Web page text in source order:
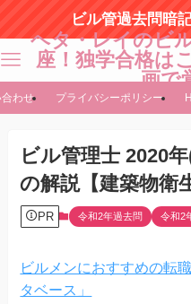
ビル管過去問暗
ヘタ・レイのビ
座！独学合格は
画で
わせ プライバシーポリシー
ビル管理士 2020
の解説【建築物衛
PR 令和2年過去問 令和2
ビルメンにおすすめの転
タベース」